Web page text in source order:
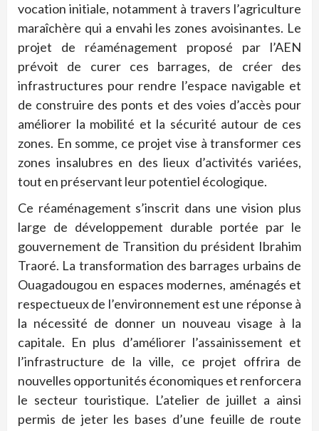
vocation initiale, notamment à travers l’agriculture
maraîchère qui a envahi les zones avoisinantes. Le
projet de réaménagement proposé par l’AEN
prévoit de curer ces barrages, de créer des
infrastructures pour rendre l’espace navigable et
de construire des ponts et des voies d’accès pour
améliorer la mobilité et la sécurité autour de ces
zones. En somme, ce projet vise à transformer ces
zones insalubres en des lieux d’activités variées,
tout en préservant leur potentiel écologique.
Ce réaménagement s’inscrit dans une vision plus
large de développement durable portée par le
gouvernement de Transition du président Ibrahim
Traoré. La transformation des barrages urbains de
Ouagadougou en espaces modernes, aménagés et
respectueux de l’environnement est une réponse à
la nécessité de donner un nouveau visage à la
capitale. En plus d’améliorer l’assainissement et
l’infrastructure de la ville, ce projet offrira de
nouvelles opportunités économiques et renforcera
le secteur touristique. L’atelier de juillet a ainsi
permis de jeter les bases d’une feuille de route